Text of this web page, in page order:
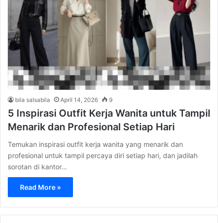
bila salsabila April 14, 2026 9
5 Inspirasi Outfit Kerja Wanita untuk Tampil
Menarik dan Profesional Setiap Hari
Temukan inspirasi outfit kerja wanita yang menarik dan
profesional untuk tampil percaya diri setiap hari, dan jadilah
sorotan di kantor…
Read More »